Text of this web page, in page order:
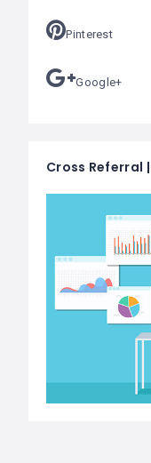
Pinterest
Google+
Cross Referral